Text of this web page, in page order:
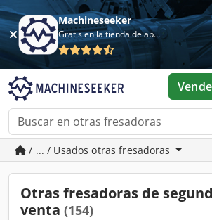
Machineseeker
Gratis en la tienda de aplicaciones
/ ... / Usados otras fresadoras
Otras fresadoras de
venta (154)